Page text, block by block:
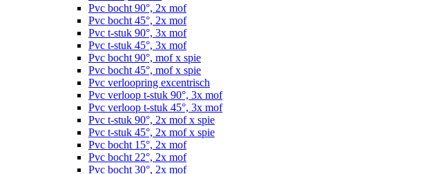
Pvc bocht 90°, 2x mof
Pvc bocht 45°, 2x mof
Pvc t-stuk 90°, 3x mof
Pvc t-stuk 45°, 3x mof
Pvc bocht 90°, mof x spie
Pvc bocht 45°, mof x spie
Pvc verloopring excentrisch
Pvc verloop t-stuk 90°, 3x mof
Pvc verloop t-stuk 45°, 3x mof
Pvc t-stuk 90°, 2x mof x spie
Pvc t-stuk 45°, 2x mof x spie
Pvc bocht 15°, 2x mof
Pvc bocht 22°, 2x mof
Pvc bocht 30°, 2x mof